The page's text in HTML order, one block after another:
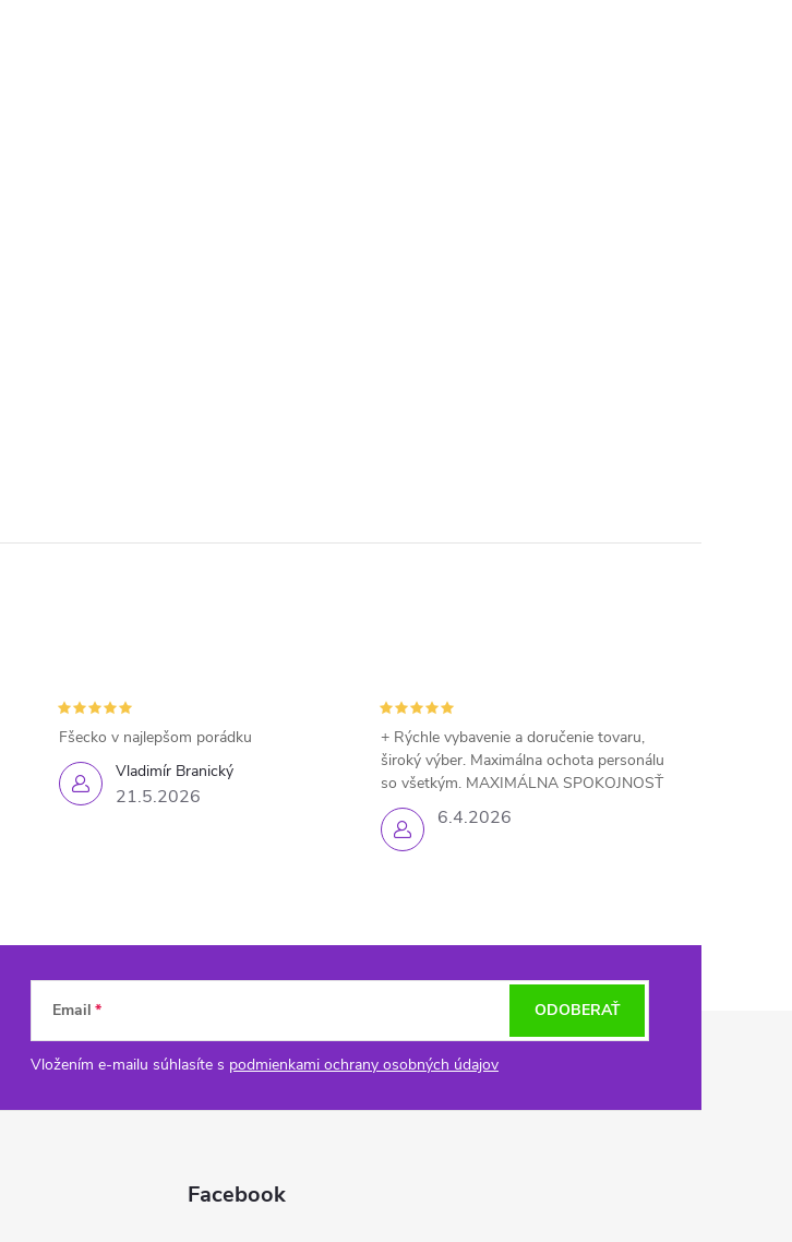
Vladimír Branický
21.5.2026
Fšecko v najlepšom porádku
6.4.2026
+ Rýchle vybavenie a doručenie tovaru,
široký výber. Maximálna ochota personálu
so všetkým. MAXIMÁLNA SPOKOJNOSŤ
Email
Vložením e-mailu súhlasíte s podmienkami ochrany osobných údajov
ODOBERAŤ
Facebook